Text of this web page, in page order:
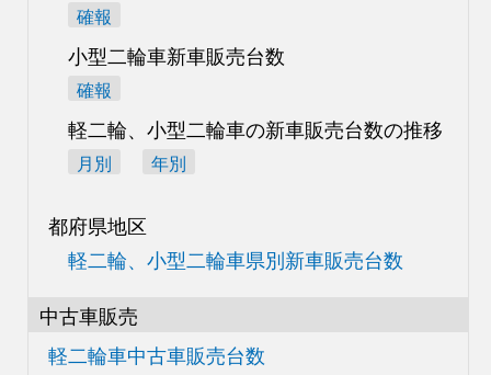
確報
小型二輪車新車販売台数
確報
軽二輪、小型二輪車の新車販売台数の推移
月別 年別
都府県地区
軽二輪、小型二輪車県別新車販売台数
中古車販売
軽二輪車中古車販売台数